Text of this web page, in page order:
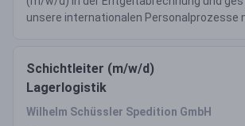
unsere internationalen Personalprozesse
Schichtleiter (m/w/d)
Lagerlogistik
Wilhelm Schüssler Spedition GmbH